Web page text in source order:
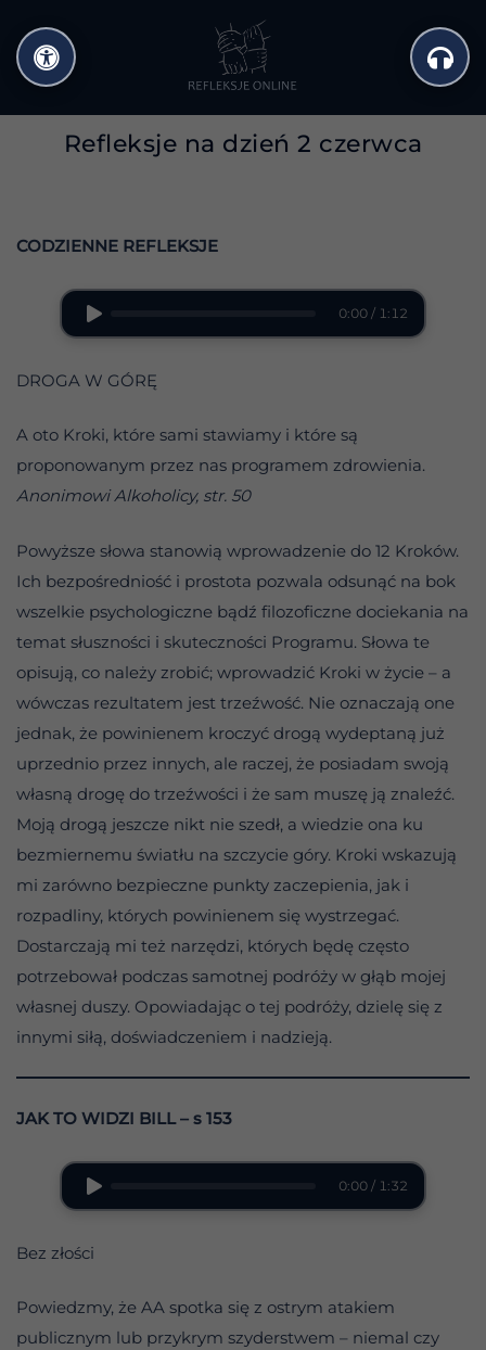
do
treści
Refleksje na dzień 2 czerwca
CODZIENNE REFLEKSJE
0:00 / 1:12
DROGA W GÓRĘ
A oto Kroki, które sami stawiamy i które są
proponowanym przez nas programem zdrowienia.
Anonimowi Alkoholicy, str. 50
Powyższe słowa stanowią wprowadzenie do 12 Kroków.
Ich bezpośredniość i prostota pozwala odsunąć na bok
wszelkie psychologiczne bądź filozoficzne dociekania na
temat słuszności i skuteczności Programu. Słowa te
opisują, co należy zrobić; wprowadzić Kroki w życie – a
wówczas rezultatem jest trzeźwość. Nie oznaczają one
jednak, że powinienem kroczyć drogą wydeptaną już
uprzednio przez innych, ale raczej, że posiadam swoją
własną drogę do trzeźwości i że sam muszę ją znaleźć.
Moją drogą jeszcze nikt nie szedł, a wiedzie ona ku
bezmiernemu światłu na szczycie góry. Kroki wskazują
mi zarówno bezpieczne punkty zaczepienia, jak i
rozpadliny, których powinienem się wystrzegać.
Dostarczają mi też narzędzi, których będę często
potrzebował podczas samotnej podróży w głąb mojej
własnej duszy. Opowiadając o tej podróży, dzielę się z
innymi siłą, doświadczeniem i nadzieją.
JAK TO WIDZI BILL – s 153
0:00 / 1:32
Bez złości
Powiedzmy, że AA spotka się z ostrym atakiem
publicznym lub przykrym szyderstwem – niemal czy